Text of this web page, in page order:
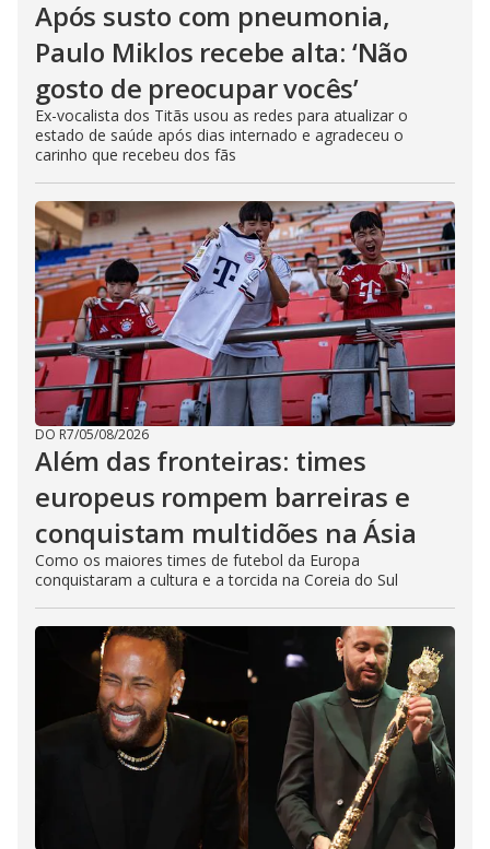
Após susto com pneumonia,
Paulo Miklos recebe alta: ‘Não
gosto de preocupar vocês’
Ex-vocalista dos Titãs usou as redes para atualizar o
estado de saúde após dias internado e agradeceu o
carinho que recebeu dos fãs
DO R7/05/08/2026
Além das fronteiras: times
europeus rompem barreiras e
conquistam multidões na Ásia
Como os maiores times de futebol da Europa
conquistaram a cultura e a torcida na Coreia do Sul